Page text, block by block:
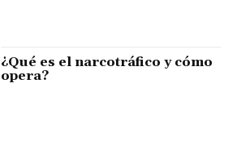
¿Qué es el narcotráfico y cómo
opera?